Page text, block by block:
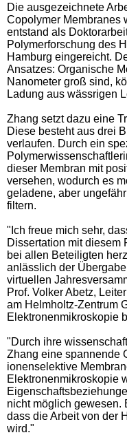
Die ausgezeichnete
Copolymer Membranes
entstand als
Polymerforschung des
Hamburg eingereicht.
Ansatzes: Organische
Nanometer groß sind,
Ladung aus wässrigen
Zhang setzt dazu eine
Diese besteht aus drei
verlaufen. Durch ein
dieser Membran mit
versehen, wodurch es
geladene, aber
filtern.
"Ich freue mich sehr,
Dissertation mit diesem
bei allen Beteiligten
anlässlich der
virtuellen
Prof. Volker Abetz,
am Helmholtz-Zentrum
Elektronenmikroskopie
"Durch ihre
Zhang eine spannende
ionenselektive
Elektronenmikroskopie
nicht möglich gewesen.
dass die Arbeit von der
wird."